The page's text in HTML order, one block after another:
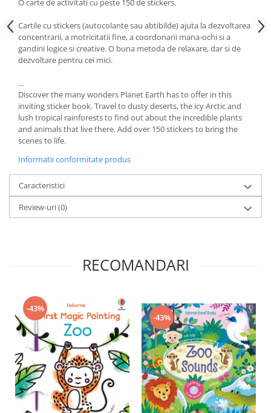
O carte de activitati cu peste 150 de stickers.
Cartile cu stickers (autocolante sau abtibilde) ajuta la dezvoltarea
concentrarii, a motricitatii fine, a coordonarii mana-ochi si a
gandirii logice si creative. O buna metoda de relaxare, dar si de
dezvoltare pentru cei mici.
...
Discover the many wonders Planet Earth has to offer in this
inviting sticker book. Travel to dusty deserts, the icy Arctic and
lush tropical rainforests to find out about the incredible plants
and animals that live there. Add over 150 stickers to bring the
scenes to life.
Informatii conformitate produs
Caracteristici
Review-uri(0)
RECOMANDARI
-43%
-43%